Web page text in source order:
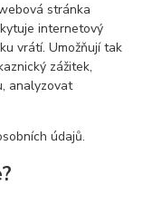
stránka
internetový
vrátí. Umožňují tak
zážitek,
analyzovat
údajů.